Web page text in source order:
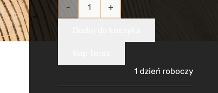
ilość
Sosnowa
Strugana
1 dzień roboczy